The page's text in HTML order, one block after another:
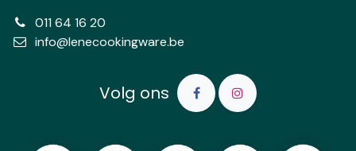
011 64 16 20
info@lenecookingware.be
Volg ons